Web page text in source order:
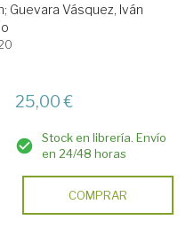
; Guevara Vásquez, Iván
25,00 €
Stock en librería. Envío
en 24/48 horas
COMPRAR